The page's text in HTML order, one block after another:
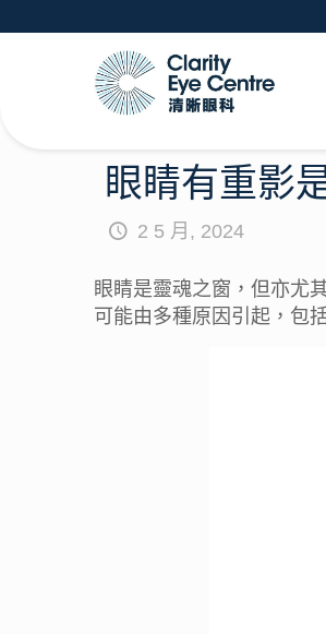
眼睛有重影
2 5 月, 2024
眼睛是靈魂之窗，但亦尤
可能由多種原因引起，包